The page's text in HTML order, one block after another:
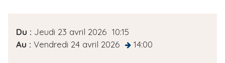
D
a
Du : Jeudi 23 avril 2026 10:15
Au : Vendredi 24 avril 2026 at
14:00